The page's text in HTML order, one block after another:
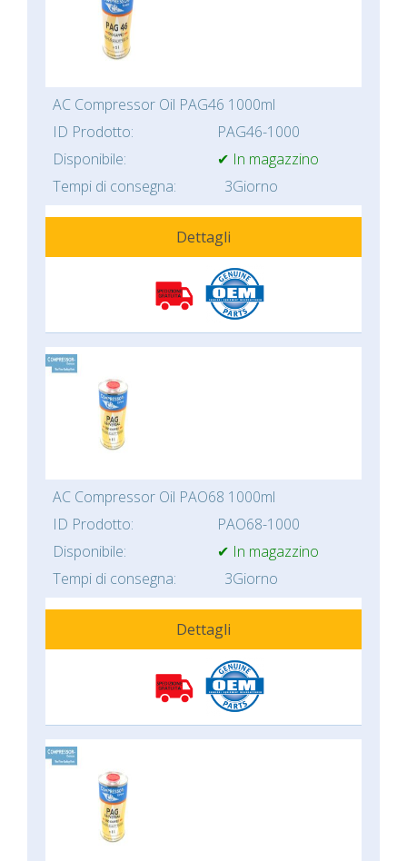
AC Compressor Oil PAG46 1000ml
ID Prodotto:
PAG46-1000
Disponibile:
✔ In magazzino
Tempi di consegna:
3Giorno
Dettagli
AC Compressor Oil PAO68 1000ml
ID Prodotto:
PAO68-1000
Disponibile:
✔ In magazzino
Tempi di consegna:
3Giorno
Dettagli